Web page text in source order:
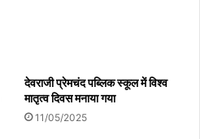
देवराजी प्रेमचंद पब्लिक स्कूल में विश्व
मातृत्व दिवस मनाया गया
11/05/2025